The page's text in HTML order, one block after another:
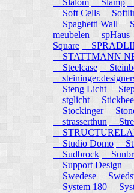
Slalom
Slamp
Soft Cells
Spaghetti Wall
meubelen
spHaus
Square
STATTMANN
Steelcase
Steng Licht
stglicht
Stickbee
Stockinger
strasserthun
Studio Domo
Sudbrock
Support Design
Swedese
System 180